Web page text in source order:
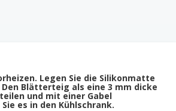
Legen Sie die Silikonmatte
Blätterteig als eine 3 mm dicke
und mit einer Gabel
es in den Kühlschrank.